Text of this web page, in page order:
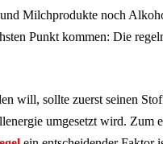
Milchprodukte noch
Punkt kommen: Die
will, sollte zuerst seinen
umgesetzt wird. Zum